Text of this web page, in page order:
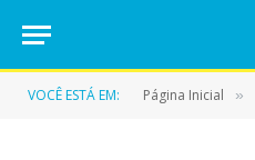
VOCÊ ESTÁ EM: Página Inicial »